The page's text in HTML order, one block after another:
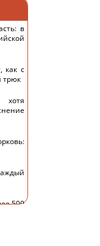
в
как с
трюк
хотя
500